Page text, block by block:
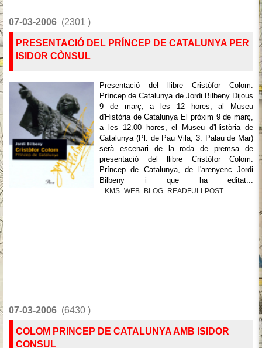
07-03-2006 (2301 )
PRESENTACIÓ DEL PRÍNCEP DE CATALUNYA PER
ISIDOR CÒNSUL
Presentació del llibre Cristòfor Colom.
Príncep de Catalunya de Jordi Bilbeny Dijous
9 de març, a les 12 hores, al Museu
d'Història de Catalunya El pròxim 9 de març,
a les 12.00 hores, el Museu d'Història de
Catalunya (Pl. de Pau Vila, 3. Palau de Mar)
serà escenari de la roda de premsa de
presentació del llibre Cristòfor Colom.
Príncep de Catalunya, de l'arenyenc Jordi
Bilbeny i que ha editat...
_KMS_WEB_BLOG_READFULLPOST
07-03-2006 (6430 )
COLOM PRINCEP DE CATALUNYA AMB ISIDOR
CONSUL